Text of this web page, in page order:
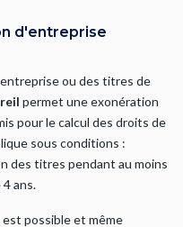
d'entreprise
ou des titres de
permet une exonération
pour le calcul des droits de
sous conditions :
des titres pendant au moins
ans.
possible et même